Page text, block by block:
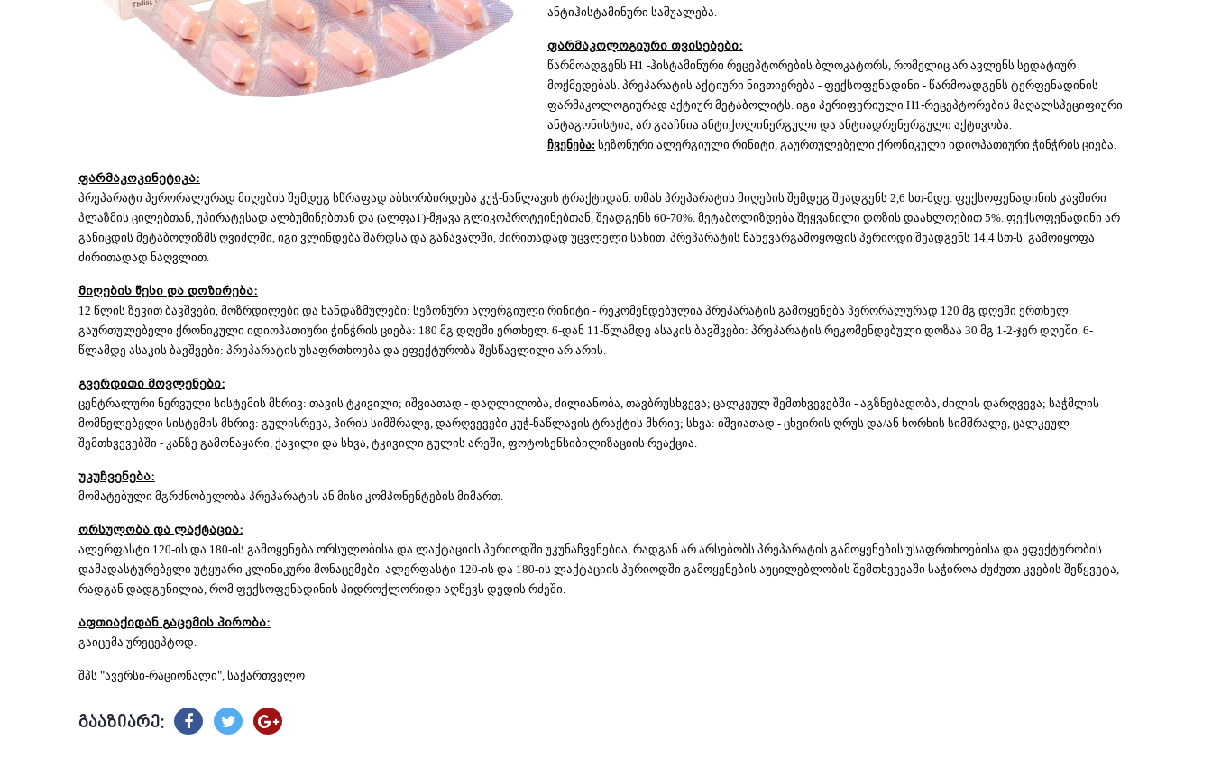
ანტიჰისტამინური საშუალება.
ფარმაკოლოგიური თვისებები:
წარმოადგენს H1 -ჰისტამინური რეცეპტორების ბლოკატორს, რომელიც არ ავლენს სედატიურ
მოქმედებას. პრეპარატის აქტიური ნივთიერება - ფექსოფენადინი - წარმოადგენს ტერფენადინის
ფარმაკოლოგიურად აქტიურ მეტაბოლიტს. იგი პერიფერიული H1-რეცეპტორების მაღალსპეციფიური
ანტაგონისტია, არ გააჩნია ანტიქოლინერგული და ანტიადრენერგული აქტივობა.
ჩვენება: სეზონური ალერგიული რინიტი, გაურთულებელი ქრონიკული იდიოპათიური ჭინჭრის ციება.
ფარმაკოკინეტიკა:
პრეპარატი პერორალურად მიღების შემდეგ სწრაფად აბსორბირდება კუჭ-ნაწლავის ტრაქტიდან. თმახ პრეპარატის მიღების შემდეგ შეადგენს 2,6 სთ-მდე. ფექსოფენადინის კავშირი
პლაზმის ცილებთან, უპირატესად ალბუმინებთან და (ალფა1)-მჟავა გლიკოპროტეინებთან, შეადგენს 60-70%. მეტაბოლიზდება შეყვანილი დოზის დაახლოებით 5%. ფექსოფენადინი არ
განიცდის მეტაბოლიზმს ღვიძლში, იგი ვლინდება შარდსა და განავალში, ძირითადად უცვლელი სახით. პრეპარატის ნახევარგამოყოფის პერიოდი შეადგენს 14,4 სთ-ს. გამოიყოფა
ძირითადად ნაღვლით.
მიღების წესი და დოზირება:
12 წლის ზევით ბავშვები, მოზრდილები და ხანდაზმულები: სეზონური ალერგიული რინიტი - რეკომენდებულია პრეპარატის გამოყენება პერორალურად 120 მგ დღეში ერთხელ.
გაურთულებელი ქრონიკული იდიოპათიური ჭინჭრის ციება: 180 მგ დღეში ერთხელ. 6-დან 11-წლამდე ასაკის ბავშვები: პრეპარატის რეკომენდებული დოზაა 30 მგ 1-2-ჯერ დღეში. 6-
წლამდე ასაკის ბავშვები: პრეპარატის უსაფრთხოება და ეფექტურობა შესწავლილი არ არის.
გვერდითი მოვლენები:
ცენტრალური ნერვული სისტემის მხრივ: თავის ტკივილი; იშვიათად - დაღლილობა, ძილიანობა, თავბრუსხვევა; ცალკეულ შემთხვევებში - აგზნებადობა, ძილის დარღვევა; საჭმლის
მომნელებელი სისტემის მხრივ: გულისრევა, პირის სიმშრალე, დარღვევები კუჭ-ნაწლავის ტრაქტის მხრივ; სხვა: იშვიათად - ცხვირის ღრუს და/ან ხორხის სიმშრალე, ცალკეულ
შემთხვევებში - კანზე გამონაყარი, ქავილი და სხვა, ტკივილი გულის არეში, ფოტოსენსიბილიზაციის რეაქცია.
უკუჩვენება:
მომატებული მგრძნობელობა პრეპარატის ან მისი კომპონენტების მიმართ.
ორსულობა და ლაქტაცია:
ალერფასტი 120-ის და 180-ის გამოყენება ორსულობისა და ლაქტაციის პერიოდში უკუნაჩვენებია, რადგან არ არსებობს პრეპარატის გამოყენების უსაფრთხოებისა და ეფექტურობის
დამადასტურებელი უტყუარი კლინიკური მონაცემები. ალერფასტი 120-ის და 180-ის ლაქტაციის პერიოდში გამოყენების აუცილებლობის შემთხვევაში საჭიროა ძუძუთი კვების შეწყვეტა,
რადგან დადგენილია, რომ ფექსოფენადინის ჰიდროქლორიდი აღწევს დედის რძეში.
აფთიაქიდან გაცემის პირობა:
გაიცემა ურეცეპტოდ.
შპს "ავერსი-რაციონალი", საქართველო
გააზიარე: